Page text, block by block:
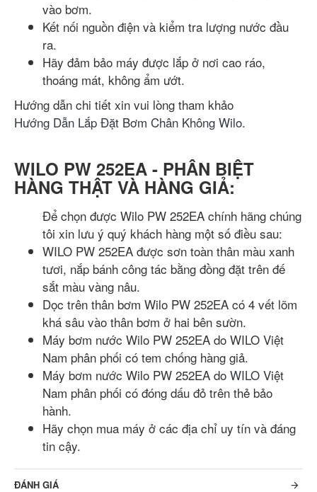
vào bơm.
Kết nối nguồn điện và kiểm tra lượng nước đầu
ra.
Hãy đảm bảo máy được lắp ở nơi cao ráo,
thoáng mát, không ẩm ướt.
Hướng dẫn chi tiết xin vui lòng tham khảo
Hướng Dẫn Lắp Đặt Bơm Chân Không Wilo.
WILO PW 252EA - PHÂN BIỆT
HÀNG THẬT VÀ HÀNG GIẢ:
Để chọn được Wilo PW 252EA chính hãng chúng
tôi xin lưu ý quý khách hàng một số điều sau:
WILO PW 252EA được sơn toàn thân màu xanh
tươi, nắp bánh công tác bằng đồng đặt trên đế
sắt màu vàng nâu.
Dọc trên thân bơm Wilo PW 252EA có 4 vết lõm
khá sâu vào thân bơm ở hai bên sườn.
Máy bơm nước Wilo PW 252EA do WILO Việt
Nam phân phối có tem chống hàng giả.
Máy bơm nước Wilo PW 252EA do WILO Việt
Nam phân phối có đóng dấu đỏ trên thẻ bảo
hành.
Hãy chọn mua máy ở các địa chỉ uy tín và đáng
tin cậy.
ĐÁNH GIÁ